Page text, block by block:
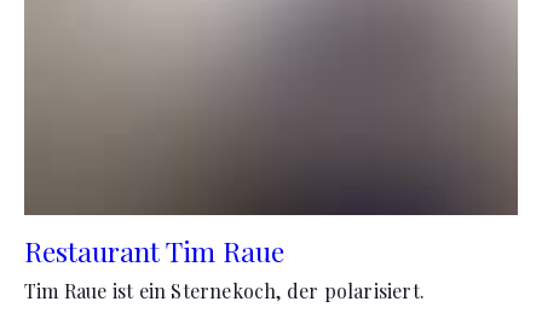
Restaurant Tim Raue
Tim Raue ist ein Sternekoch, der polarisiert.